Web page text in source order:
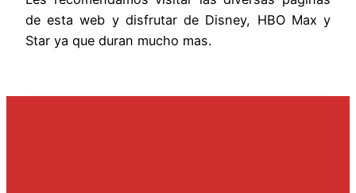
de esta web y disfrutar de Disney, HBO Max y
Star ya que duran mucho mas.